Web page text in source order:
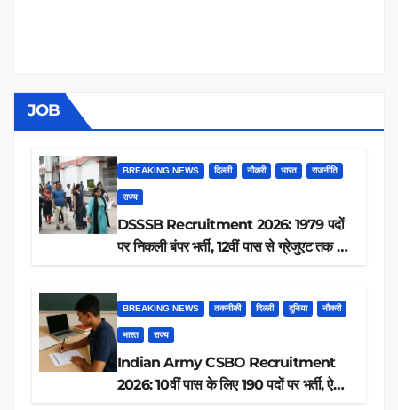
JOB
BREAKING NEWS दिल्ली नौकरी भारत राजनीति
राज्य
DSSSB Recruitment 2026: 1979 पदों
पर निकली बंपर भर्ती, 12वीं पास से ग्रेजुएट तक करें
BREAKING NEWS तकनीकी दिल्ली दुनिया नौकरी
भारत राज्य
Indian Army CSBO Recruitment
2026: 10वीं पास के लिए 190 पदों पर भर्ती, ऐसे